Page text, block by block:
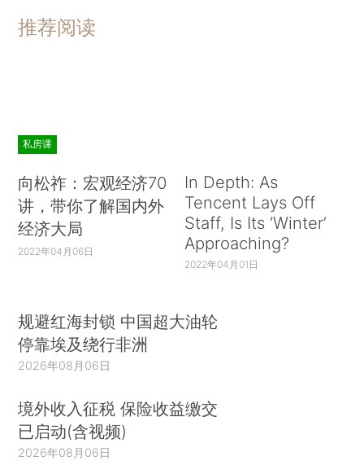
推荐阅读
私房课
向松祚：宏观经济70
讲，带你了解国内外
经济大局
2022年04月06日
In Depth: As
Tencent Lays Off
Staff, Is Its ‘Winter’
Approaching?
2022年04月01日
规避红海封锁 中国超大油轮
停靠埃及绕行非洲
2026年08月06日
境外收入征税 保险收益缴交
已启动(含视频)
2026年08月06日